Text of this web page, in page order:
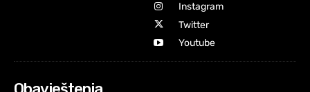
Instagram
Twitter
Youtube